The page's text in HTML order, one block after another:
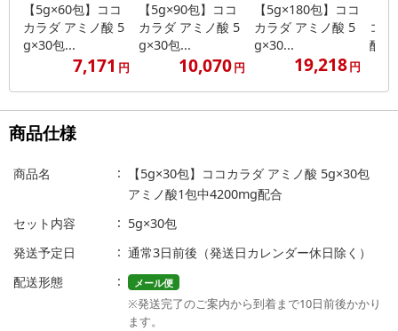
【5g×60包】ココ
カラダ アミノ酸 5
g×30包...
7,171 円
【5g×90包】ココ
カラダ アミノ酸 5
g×30包...
10,070円
【5g×180包】ココ
カラダ アミノ酸 5
g×30...
19,218円
コ
酸
商品仕様
商品名
【5g×30包】ココカラダ アミノ酸 5g×30包
アミノ酸1包中4200mg配合
セット内容
5g×30包
発送予定日
通常3日前後（発送日カレンダー休日除く）
配送形態
メール便
※発送完了のご案内から到着まで10日前後かかり
ます。